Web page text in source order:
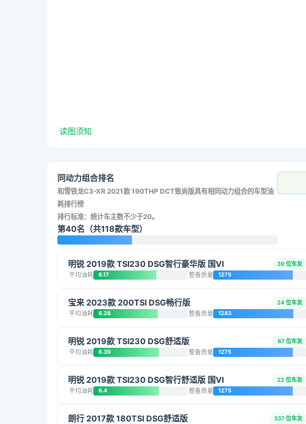
读图须知
同动力组合排名
和雪铁龙C3-XR 2021款 190THP DCT致尚版具有相同动力组合的车型油
耗排行榜
排行标准：统计车主数不少于20。
第40名（共118款车型）
明锐 2019款 TSI230 DSG智行豪华版 国VI 39 位车友
平均油耗 6.17 整备质量 1275
宝来 2023款 200TSI DSG畅行版 24 位车友
平均油耗 6.28 整备质量 1283
明锐 2019款 TSI230 DSG舒适版 67 位车友
平均油耗 6.39 整备质量 1275
明锐 2019款 TSI230 DSG智行舒适版 国VI 22 位车友
平均油耗 6.4 整备质量 1275
朗行 2017款 180TSI DSG舒适版 337 位车友